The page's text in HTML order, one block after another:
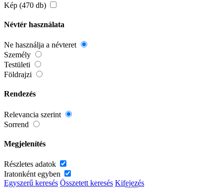
Kép (470 db)
Névtér használata
Ne használja a névteret
Személy
Testületi
Földrajzi
Rendezés
Relevancia szerint
Sorrend
Megjelenítés
Részletes adatok
Iratonként egyben
Egyszerű keresés Összetett keresés Kifejezés